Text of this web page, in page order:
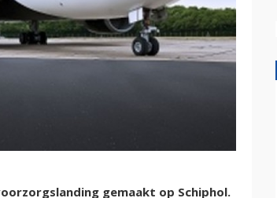
gemaakt op Schiphol.